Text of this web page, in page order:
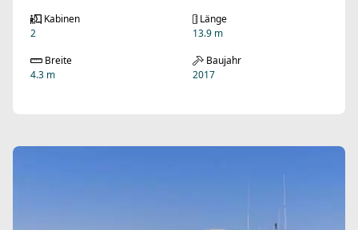
Kabinen
2
Länge
13.9 m
Breite
4.3 m
Baujahr
2017